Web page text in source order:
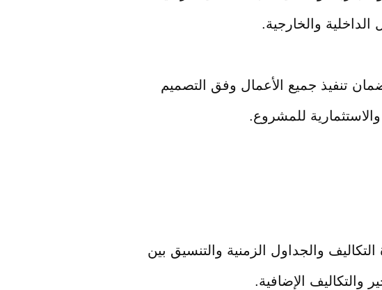
الداخلية والخارجية.
تنفيذ جميع الأعمال وفق التصميم
للمشروع.
والجداول الزمنية والتنسيق بين
والتكاليف الإضافية.